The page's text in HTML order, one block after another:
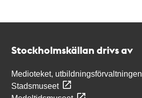
Stockholmskällan drivs av
Medioteket, utbildningsförvaltningen
Stadsmuseet